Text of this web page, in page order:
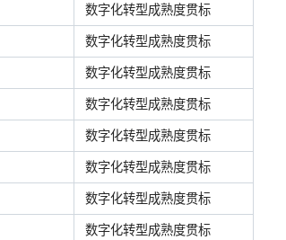
数字化转型成熟度贯标
数字化转型成熟度贯标
数字化转型成熟度贯标
数字化转型成熟度贯标
数字化转型成熟度贯标
数字化转型成熟度贯标
数字化转型成熟度贯标
数字化转型成熟度贯标